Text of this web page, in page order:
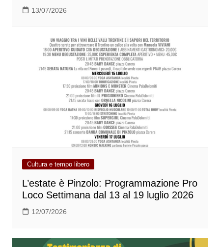
13/07/2026
Cultura e tempo libero
L’estate è Pinzolo: Programmazione Pro
Loco Settimana dal 13 al 19 luglio 2026
12/07/2026